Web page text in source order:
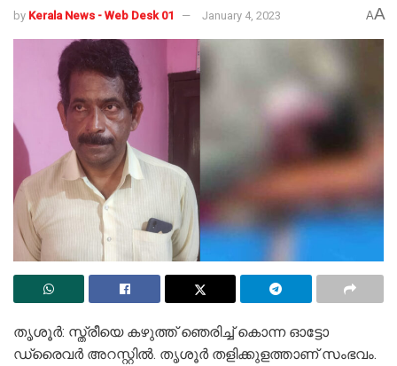
by Kerala News - Web Desk 01 January 4, 2023 AA
തൃശൂര്‍: സ്ത്രീയെ കഴുത്ത് ഞെരിച്ച് കൊന്ന ഓട്ടോ
ഡ്രൈവര്‍ അറസ്റ്റില്‍. തൃശൂര്‍ തളിക്കുളത്താണ് സംഭവം.